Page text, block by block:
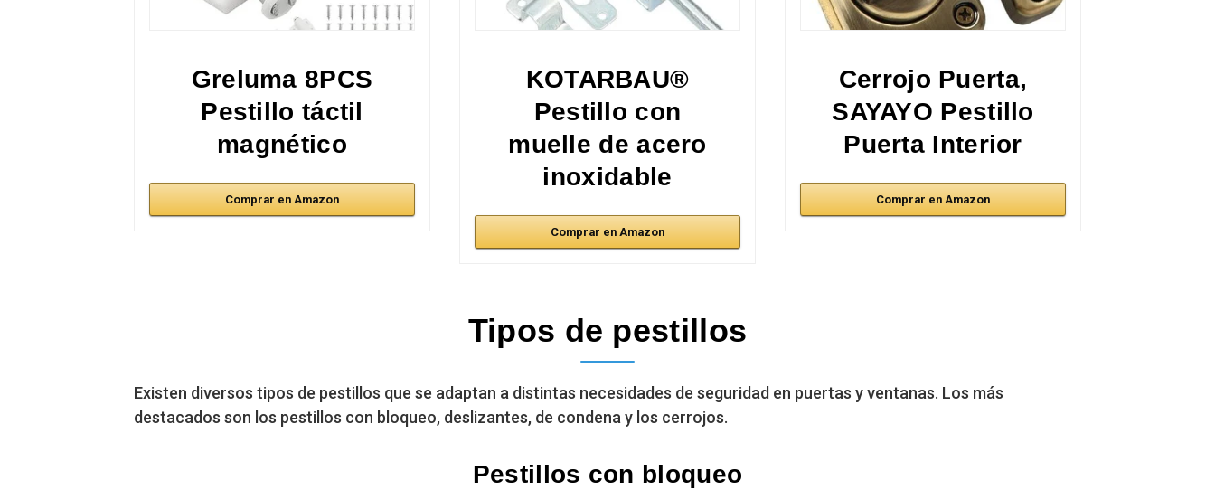
Greluma 8PCS
Pestillo táctil
magnético
Comprar en Amazon
KOTARBAU®
Pestillo con
muelle de acero
inoxidable
Comprar en Amazon
Cerrojo Puerta,
SAYAYO Pestillo
Puerta Interior
Comprar en Amazon
Tipos de pestillos
Existen diversos tipos de pestillos que se adaptan a distintas necesidades de seguridad en puertas y ventanas. Los más
destacados son los pestillos con bloqueo, deslizantes, de condena y los cerrojos.
Pestillos con bloqueo